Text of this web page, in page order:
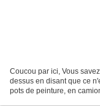
Coucou par ici, Vous
dessus en disant que ce
pots de peinture, en